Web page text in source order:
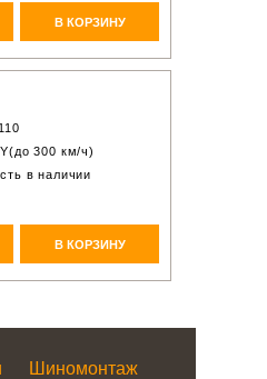
В КОРЗИНУ
110
Y(до 300 км/ч)
в наличии
В КОРЗИНУ
Шиномонтаж